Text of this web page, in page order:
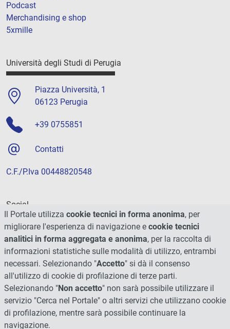
Podcast
Merchandising e shop
5xmille
Università degli Studi di Perugia
Piazza Università, 1
06123 Perugia
+39 0755851
Contatti
C.F./P.Iva 00448820548
Social
Il Portale utilizza cookie tecnici in forma anonima, per
migliorare l'esperienza di navigazione e cookie tecnici
analitici in forma aggregata e anonima, per la raccolta di
informazioni statistiche sulle modalità di utilizzo, entrambi
necessari. Selezionando "Accetto" si dà il consenso
all'utilizzo di cookie di profilazione di terze parti.
Selezionando "Non accetto" non sarà possibile utilizzare il
servizio "Cerca nel Portale" o altri servizi che utilizzano cookie
di profilazione, mentre sarà possibile continuare la
navigazione.